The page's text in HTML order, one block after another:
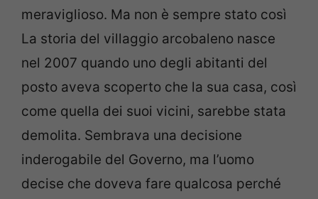
meraviglioso. Ma non è sempre stato così
La storia del villaggio arcobaleno nasce
nel 2007 quando uno degli abitanti del
posto aveva scoperto che la sua casa, così
come quella dei suoi vicini, sarebbe stata
demolita. Sembrava una decisione
inderogabile del Governo, ma l’uomo
decise che doveva fare qualcosa perché